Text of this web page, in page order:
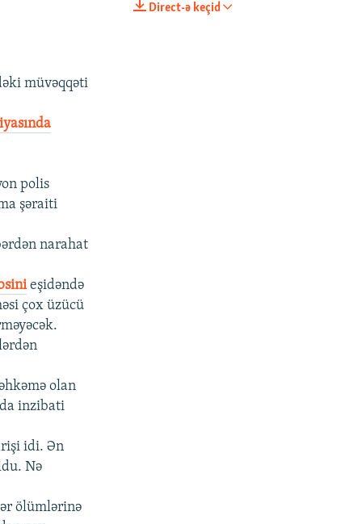
Direct-ə keçid
müvəqqəti
polis
şəraiti
narahat
eşidəndə
çox üzücü
olan
inzibati
idi. Ən
Nə
ölümlərinə